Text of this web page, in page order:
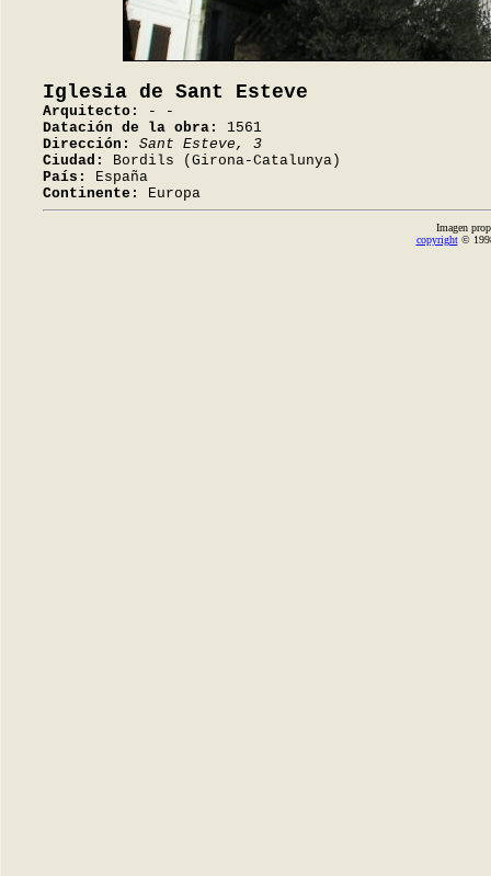
Iglesia de Sant Esteve
Arquitecto:
- -
Datación de la obra:
1561
Dirección:
Sant Esteve, 3
Ciudad:
Bordils (Girona-Catalunya)
País:
España
Continente:
Europa
Imagen
copyright©